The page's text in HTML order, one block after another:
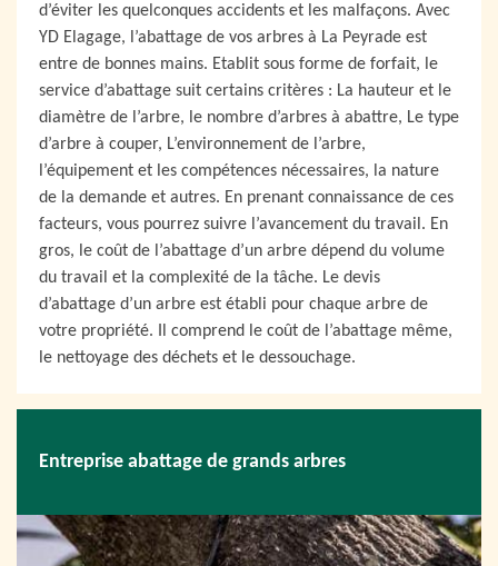
d’éviter les quelconques accidents et les malfaçons. Avec
YD Elagage, l’abattage de vos arbres à La Peyrade est
entre de bonnes mains. Etablit sous forme de forfait, le
service d’abattage suit certains critères : La hauteur et le
diamètre de l’arbre, le nombre d’arbres à abattre, Le type
d’arbre à couper, L’environnement de l’arbre,
l’équipement et les compétences nécessaires, la nature
de la demande et autres. En prenant connaissance de ces
facteurs, vous pourrez suivre l’avancement du travail. En
gros, le coût de l’abattage d’un arbre dépend du volume
du travail et la complexité de la tâche. Le devis
d’abattage d’un arbre est établi pour chaque arbre de
votre propriété. Il comprend le coût de l’abattage même,
le nettoyage des déchets et le dessouchage.
Entreprise abattage de grands arbres